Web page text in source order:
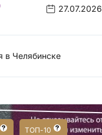
27.07.2026
в Челябинске
ТОП-10